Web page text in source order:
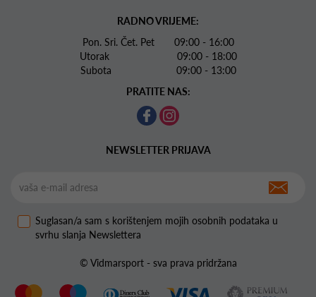
RADNO VRIJEME:
Pon. Sri. Čet. Pet 09:00 - 16:00
Utorak 09:00 - 18:00
Subota 09:00 - 13:00
PRATITE NAS:
NEWSLETTER PRIJAVA
Suglasan/a sam s korištenjem mojih osobnih podataka u
svrhu slanja Newslettera
© Vidmarsport - sva prava pridržana